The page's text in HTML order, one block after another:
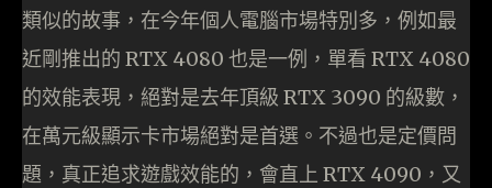
類似的故事，在今年個人電腦市場特別多，例如最
近剛推出的 RTX 4080 也是一例，單看 RTX 4080
的效能表現，絕對是去年頂級 RTX 3090 的級數，
在萬元級顯示卡市場絕對是首選。不過也是定價問
題，真正追求遊戲效能的，會直上 RTX 4090，又